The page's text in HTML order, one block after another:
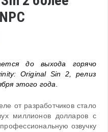
до выхода горячо
Original Sin 2, релиз
этого года.
от разработчиков стало
миллионов долларов с
озвучку